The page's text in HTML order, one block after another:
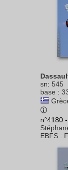
sn: 545
base :
n°4180
EBFS :